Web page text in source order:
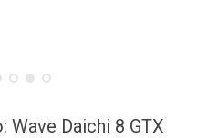
Daichi 8 GTX